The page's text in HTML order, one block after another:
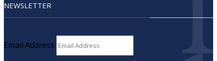
NEWSLETTER
Email Address